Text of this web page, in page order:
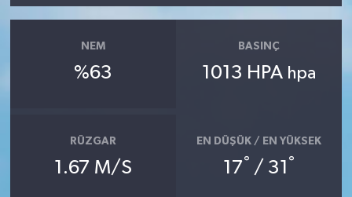
NEM
%63
BASINÇ
1013 HPA hpa
RÜZGAR
1.67 M/S
EN DÜŞÜK / EN YÜKSEK
17° / 31 °